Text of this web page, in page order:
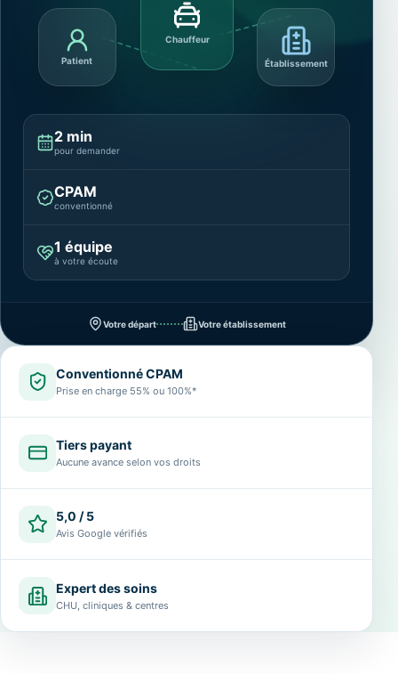
Patient
Chauffeur
Établissement
2 min
pour demander
CPAM
conventionné
1 équipe
à votre écoute
Votre départ Votre établissement
Conventionné CPAM
Prise en charge 55% ou 100%*
Tiers payant
Aucune avance selon vos droits
5,0 / 5
Avis Google vérifiés
Expert des soins
CHU, cliniques & centres